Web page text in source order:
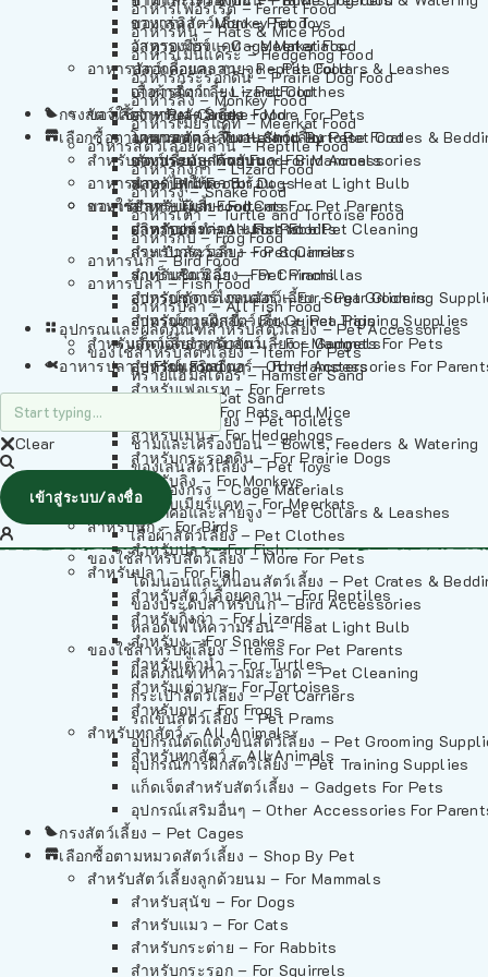
อาหารเฟอร์เร็ต – Ferret Food
อาหารหนู – Rats & Mice Food
อาหารเม่นแคระ – Hedgehog Food
อาหารกระรอกดิน – Prairie Dog Food
อาหารลิง – Monkey Food
อาหารเมียร์แคท – Meerkat Food
อาหารสัตว์เลี้อยคลาน – Reptile Food
อาหารกิ้งก่า – Lizard Food
อาหารงู – Snake Food
อาหารเต่า – Turtle and Tortoise Food
อาหารกบ – Frog Food
อาหารนก – Bird Food
อาหารปลา – Fish Food
อาหารปลา – All Fish Food
อุปกรณและผลิตภัณฑ์สำหรับสัตว์เลี้ยง – Pet Accessories
ของใช้สำหรับสัตว์เลี้ยง – Item For Pets
ทรายแฮมสเตอร์ – Hamster Sand
ทรายแมว – Cat Sand
ห้องน้ำสัตว์เลี้ยง – Pet Toilets
ชามและเครื่องป้อน – Bowls, Feeders & Watering
ของเล่นสัตว์เลี้ยง – Pet Toys
วัสดุรองกรง – Cage Materials
ปลอกคอและสายจูง – Pet Collars & Leashes
เสื้อผ้าสัตว์เลี้ยง – Pet Clothes
ของใช้สำหรับสัตว์เลี้ยง – More For Pets
โดมนอนและที่นอนสัตว์เลี้ยง – Pet Crates &
ของประดับสำหรับนก – Bird Accessories
หลอดไฟให้ความร้อน – Heat Light Bulb
ของใช้สำหรับผู้เลี้ยง – Items For Pet Parents
ผลิตภัณฑ์ทำความสะอาด – Pet Cleaning
กระเป๋าสัตว์เลี้ยง – Pet Carriers
รถเข็นสัตว์เลี้ยง – Pet Prams
อุปกรณ์ตัดแต่งขนสัตว์เลี้ยง – Pet Grooming
อุปกรณ์การฝึกสัตว์เลี้ยง – Pet Training Supplies
แก็ดเจ็ตสำหรับสัตว์เลี้ยง – Gadgets For Pets
อุปกรณ์เสริมอื่นๆ – Other Accessories For
กรงสัตว์เลี้ยง – Pet Cages
เลือกซื้อตามหมวดสัตว์เลี้ยง – Shop By Pet
สำหรับสัตว์เลี้ยงลูกด้วยนม – For Mammals
สำหรับสุนัข – For Dogs
สำหรับแมว – For Cats
สำหรับกระต่าย – For Rabbits
สำหรับกระรอก – For Squirrels
อาหารลิง – Monkey Food
อาหารเมียร์แคท – Meerkat Food
อาหารสัตว์เลี้อยคลาน – Reptile Food
อาหารกิ้งก่า – Lizard Food
อาหารงู – Snake Food
อาหารเต่า – Turtle and Tortoise Food
อาหารกบ – Frog Food
อาหารนก – Bird Food
อาหารปลา – Fish Food
อาหารปลา – All Fish Food
ของเล่นสัตว์เลี้ยง – Pet Toys
วัสดุรองกรง – Cage Materials
ปลอกคอและสายจูง – Pet Collars & Leashes
เสื้อผ้าสัตว์เลี้ยง – Pet Clothes
ของใช้สำหรับสัตว์เลี้ยง – More For Pets
โดมนอนและที่นอนสัตว์เลี้ยง – Pet Crates &
ของประดับสำหรับนก – Bird Accessories
หลอดไฟให้ความร้อน – Heat Light Bulb
ของใช้สำหรับผู้เลี้ยง – Items For Pet Parents
ผลิตภัณฑ์ทำความสะอาด – Pet Cleaning
กระเป๋าสัตว์เลี้ยง – Pet Carriers
รถเข็นสัตว์เลี้ยง – Pet Prams
อุปกรณ์ตัดแต่งขนสัตว์เลี้ยง – Pet Grooming
อุปกรณ์การฝึกสัตว์เลี้ยง – Pet Training Supplies
แก็ดเจ็ตสำหรับสัตว์เลี้ยง – Gadgets For Pets
อุปกรณ์เสริมอื่นๆ – Other Accessories For
กรงสัตว์เลี้ยง – Pet Cages
เลือกซื้อตามหมวดสัตว์เลี้ยง – Shop By Pet
สำหรับสัตว์เลี้ยงลูกด้วยนม – For Mammals
สำหรับสุนัข – For Dogs
สำหรับแมว – For Cats
สำหรับกระต่าย – For Rabbits
สำหรับกระรอก – For Squirrels
สำหรับชินชิล่า – For Chinchillas
สำหรับชูการ์ไกลเดอร์ – For Sugar Gliders
สำหรับหนูแกสบี้ – For Guinea Pigs
สำหรับสัตว์เลี้ยงลูกด้วยนม – For Mammals
สำหรับแฮมสเตอร์ – For Hamsters
สำหรับเฟอเรท – For Ferrets
สำหรับหนู – For Rats and Mice
สำหรับเม่น – For Hedgehogs
สำหรับกระรอกดิน – For Prairie Dogs
สำหรับลิง – For Monkeys
สำหรับเมียร์แคท – For Meerkats
สำหรับนก – For Birds
สำหรับปลา – For Fish
สำหรับปลา – For Fish
สำหรับสัตว์เลื้อยคลาน – For Reptiles
สำหรับกิ้งก่า – For Lizards
สำหรับงู – For Snakes
สำหรับเต่าน้ำ – For Turtles
สำหรับเต่าบก – For Tortoises
สำหรับกบ – For Frogs
สำหรับทุกสัตว์ – All Animals
สำหรับทุกสัตว์ – All Animals
อาหารปลา – Fish Food
Clear
เข้าสู่ระบบ/ลงชื่อ